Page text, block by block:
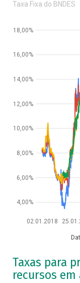
Taxa Fixa do BNDES
02.01.2018
4,00%
6,00%
8,00%
10,00%
12,00%
14,00%
16,00%
18,00%
Taxas para
recursos